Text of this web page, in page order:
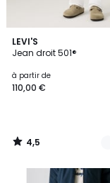
LEVI'S
Jean droit 501®
à partir de
110,00 €
4,5
/ 5
3
Couleurs
4,5
/